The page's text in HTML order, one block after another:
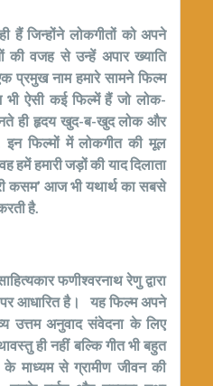
हैं जिन्होंने लोकगीतों को अपने
की वजह से उन्हें अपार ख्याति
प्रमुख नाम हमारे सामने फिल्म
ऐसी कई फिल्में हैं जो लोक-
ही हृदय खुद-ब-खुद लोक और
फिल्मों में लोकगीत की मूल
हमें हमारी जड़ों की याद दिलाता
कसम’ आज भी यथार्थ का सबसे
है.
फणीश्वरनाथ रेणु द्वारा
पर आधारित है। यह फिल्म अपने
उत्तम अनुवाद संवेदना के लिए
ही नहीं बल्कि गीत भी बहुत
के माध्यम से ग्रामीण जीवन की